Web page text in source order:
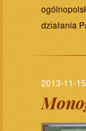
działania
2013-11-15